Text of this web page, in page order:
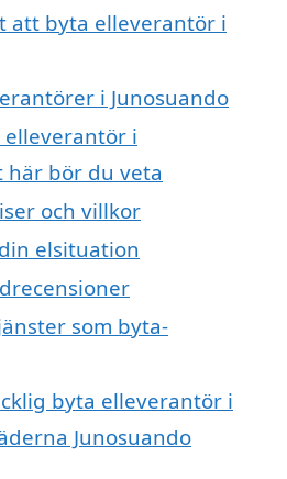
att byta elleverantör i
i Junosuando
i
här bör du veta
och villkor
elsituation
som byta-
byta elleverantör i
Junosuando